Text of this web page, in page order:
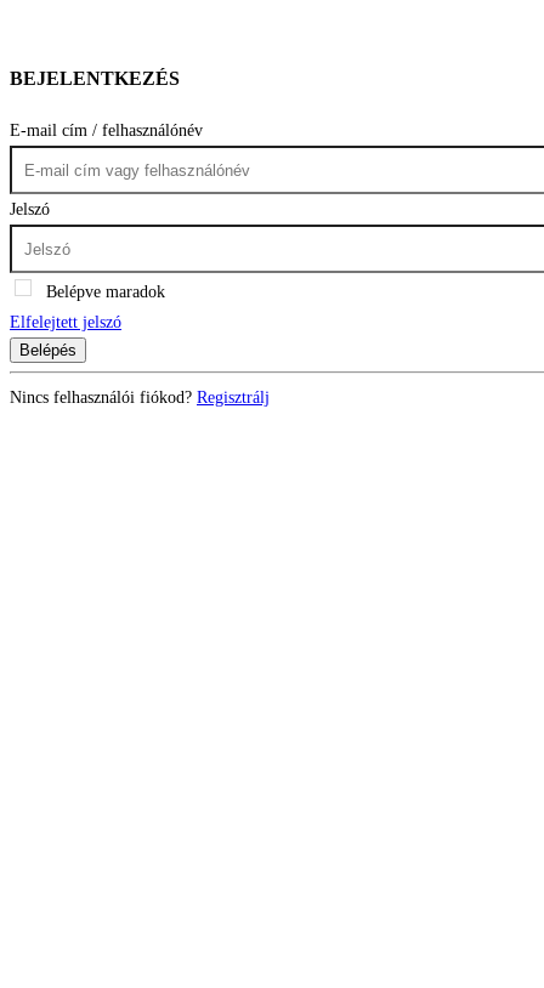
BEJELENTKEZÉS
E-mail cím / felhasználónév
Jelszó
Belépve maradok
Elfelejtett jelszó
Belépés
Nincs felhasználói fiókod? Regisztrálj